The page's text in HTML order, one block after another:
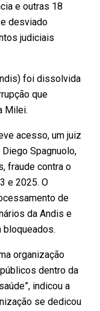
e outras 18
desviado
judiciais
foi dissolvida
que
Milei.
acesso, um juiz
Spagnuolo,
fraude contra o
e 2025. O
de
da Andis e
bloqueados.
organização
dentro da
indicou a
se dedicou